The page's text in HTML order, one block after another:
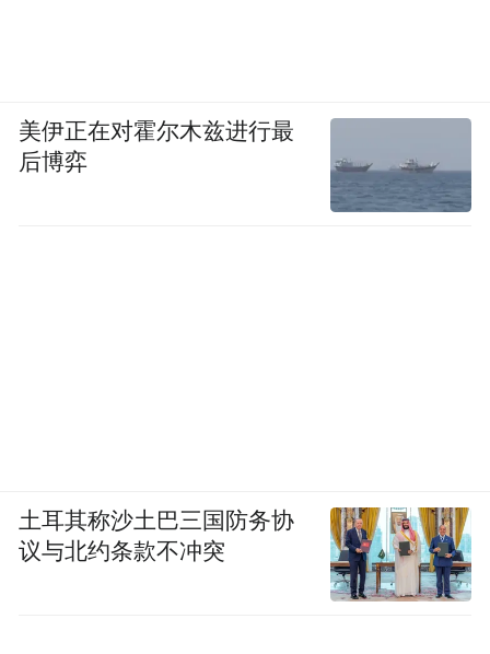
美伊正在对霍尔木兹进行最
后博弈
土耳其称沙土巴三国防务协
议与北约条款不冲突